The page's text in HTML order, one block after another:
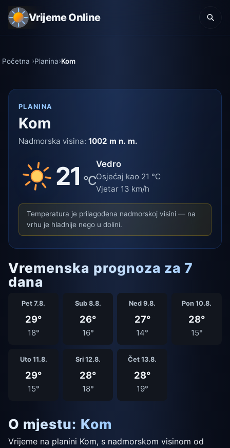
Vrijeme Online
Početna Planina Kom
PLANINA
Kom
Nadmorska visina:1002 m n. m.
21 °C
Vedro
Osjećaj kao 21 °C
Vjetar 13 km/h
Temperatura je prilagođena nadmorskoj visini — na
vrhu je hladnije nego u dolini.
Vremenska prognoza za 7
dana
Pet 7.8.
29°
18°
Sub 8.8.
26°
16°
Ned 9.8.
27°
14°
Pon 10.8.
28°
15°
Uto 11.8.
29°
15°
Sri 12.8.
28°
18°
Čet 13.8.
28°
19°
O mjestu: Kom
Vrijeme na planini Kom, s nadmorskom visinom od